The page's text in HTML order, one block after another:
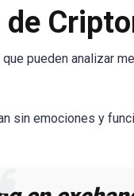
de
pueden analizar
sin emociones y